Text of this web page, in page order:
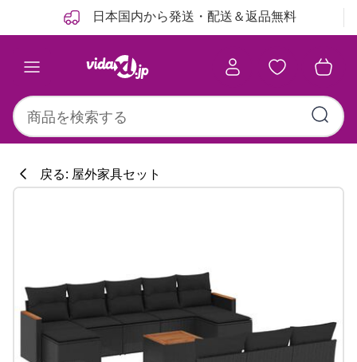
日本国内から発送・配送＆返品無料
戻る: 屋外家具セット